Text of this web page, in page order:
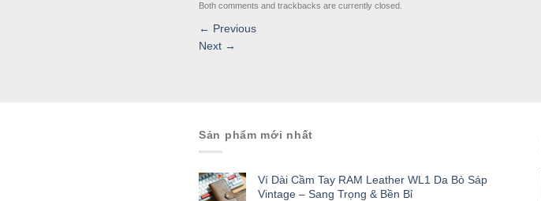
Both comments and trackbacks are currently closed.
← Previous
Next →
Sản phẩm mới nhất
Ví Dài Cầm Tay RAM Leather WL1 Da Bò Sáp
Vintage – Sang Trọng & Bền Bỉ